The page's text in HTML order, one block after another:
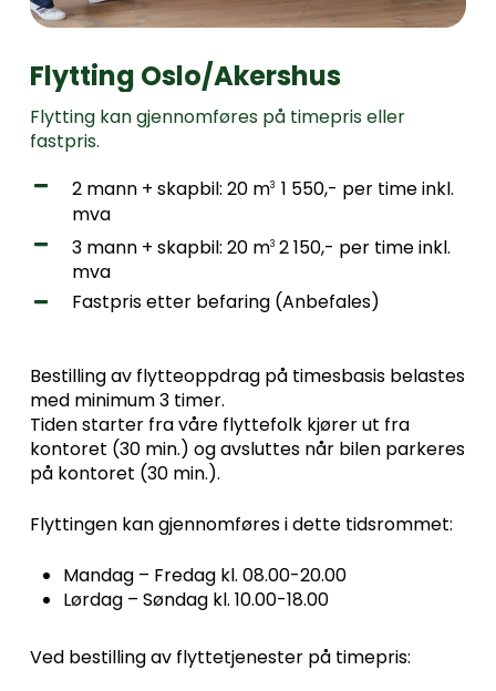
Flytting Oslo/Akershus
Flytting kangjennomføres på timepriseller
fastpris.
2 mann + skapbil: 20 m3 1 550,- per time inkl.
mva
3 mann + skapbil: 20 m32 150,- per time inkl.
mva
Fastpris etter befaring (Anbefales)
Bestilling av flytteoppdrag på timesbasis belastes
med minimum 3 timer.
Tiden starter fra våre flyttefolk kjører ut fra
kontoret (30 min.) og avsluttes når bilen parkeres
på kontoret (30 min.).
Flyttingen kan gjennomføres i dette tidsrommet:
Mandag – Fredag kl. 08.00-20.00
Lørdag – Søndag kl. 10.00-18.00
Ved bestilling av flyttetjenester på timepris: